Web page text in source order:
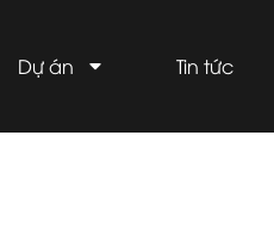
Dự án Tin tức